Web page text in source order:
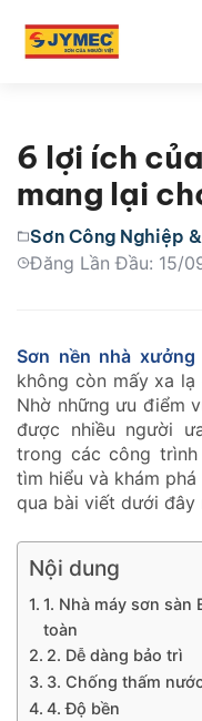
6 lợi ích
mang lại
Sơn Công Nghiệp
Đăng Lần Đầu: 15/
Sơn nền nhà xưởng
không còn mấy xa
Nhờ những ưu điểm
được nhiều người
trong các công
tìm hiểu và khám
qua bài viết dưới đây
Nội dung
1. Nhà máy sơn sàn
toàn
2. Dễ dàng bảo trì
3. Chống thấm
4. Độ bền